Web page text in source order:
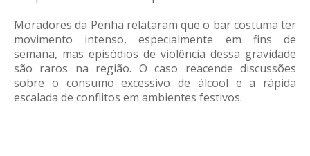
Moradores da Penha relataram que o bar costuma ter
movimento intenso, especialmente em fins de
semana, mas episódios de violência dessa gravidade
são raros na região. O caso reacende discussões
sobre o consumo excessivo de álcool e a rápida
escalada de conflitos em ambientes festivos.